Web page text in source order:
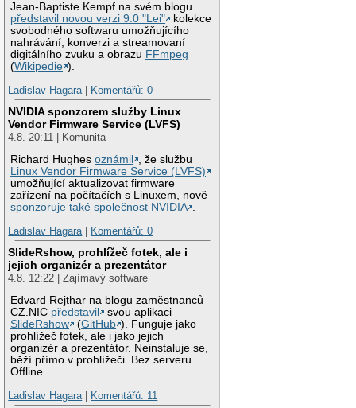
Jean-Baptiste Kempf na svém blogu
představil novou verzi 9.0 "Lei"
kolekce
svobodného softwaru umožňujícího
nahrávání, konverzi a streamovaní
digitálního zvuku a obrazu FFmpeg
(Wikipedie ).
Ladislav Hagara| Komentářů: 0
NVIDIA sponzorem služby Linux
Vendor Firmware Service (LVFS)
4.8. 20:11 | Komunita
Richard Hughesoznámil
, že službu
Linux Vendor Firmware Service (LVFS)
umožňující aktualizovat firmware
zařízení na počítačích s Linuxem, nově
sponzoruje také společnost NVIDIA .
Ladislav Hagara| Komentářů: 0
SlideRshow, prohlížeč fotek, ale i
jejich organizér a prezentátor
4.8. 12:22 | Zajímavý software
Edvard Rejthar na blogu zaměstnanců
CZ.NIC představil
svou aplikaci
SlideRshow
(GitHub ). Funguje jako
prohlížeč fotek, ale i jako jejich
organizér a prezentátor. Neinstaluje se,
běží přímo v prohlížeči. Bez serveru.
Offline.
Ladislav Hagara| Komentářů: 11